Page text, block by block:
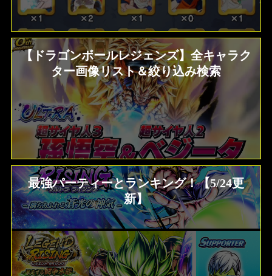
【ドラゴンボールレジェンズ】全キャラク
ター画像リスト＆絞り込み検索
最強パーティーとランキング！【5/24更
新】